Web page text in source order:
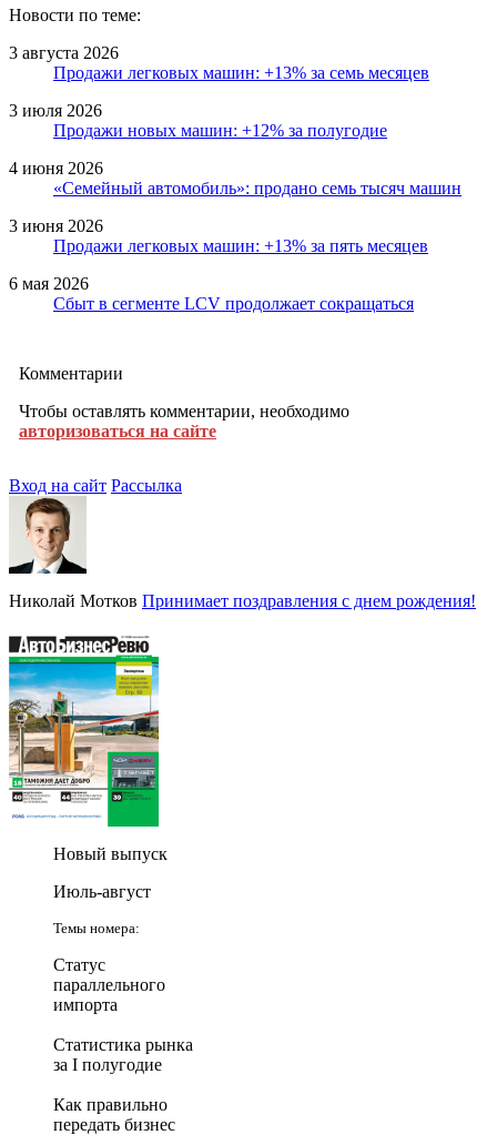
Новости по теме:
3 августа 2026
Продажи легковых машин: +13% за семь месяцев
3 июля 2026
Продажи новых машин: +12% за полугодие
4 июня 2026
«Семейный автомобиль»: продано семь тысяч машин
3 июня 2026
Продажи легковых машин: +13% за пять месяцев
6 мая 2026
Сбыт в сегменте LCV продолжает сокращаться
Комментарии
Чтобы оставлять комментарии, необходимо
авторизоваться на сайте
Вход на сайт Рассылка
Николай Мотков Принимает поздравления с днем рождения!
Новый выпуск
Июль-август
Темы номера:
Статус
параллельного
импорта
Статистика рынка
за I полугодие
Как правильно
передать бизнес